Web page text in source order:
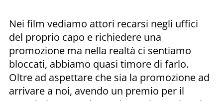
Nei film vediamo attori recarsi negli uffici
del proprio capo e richiedere una
promozione ma nella realtà ci sentiamo
bloccati, abbiamo quasi timore di farlo.
Oltre ad aspettare che sia la promozione ad
arrivare a noi, avendo un premio per il